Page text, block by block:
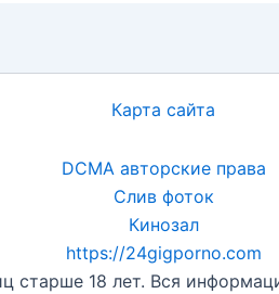
Карта сайта
DCMA авторские права
Слив фоток
Кинозал
https://24gigporno.com
старше 18 лет. Вся